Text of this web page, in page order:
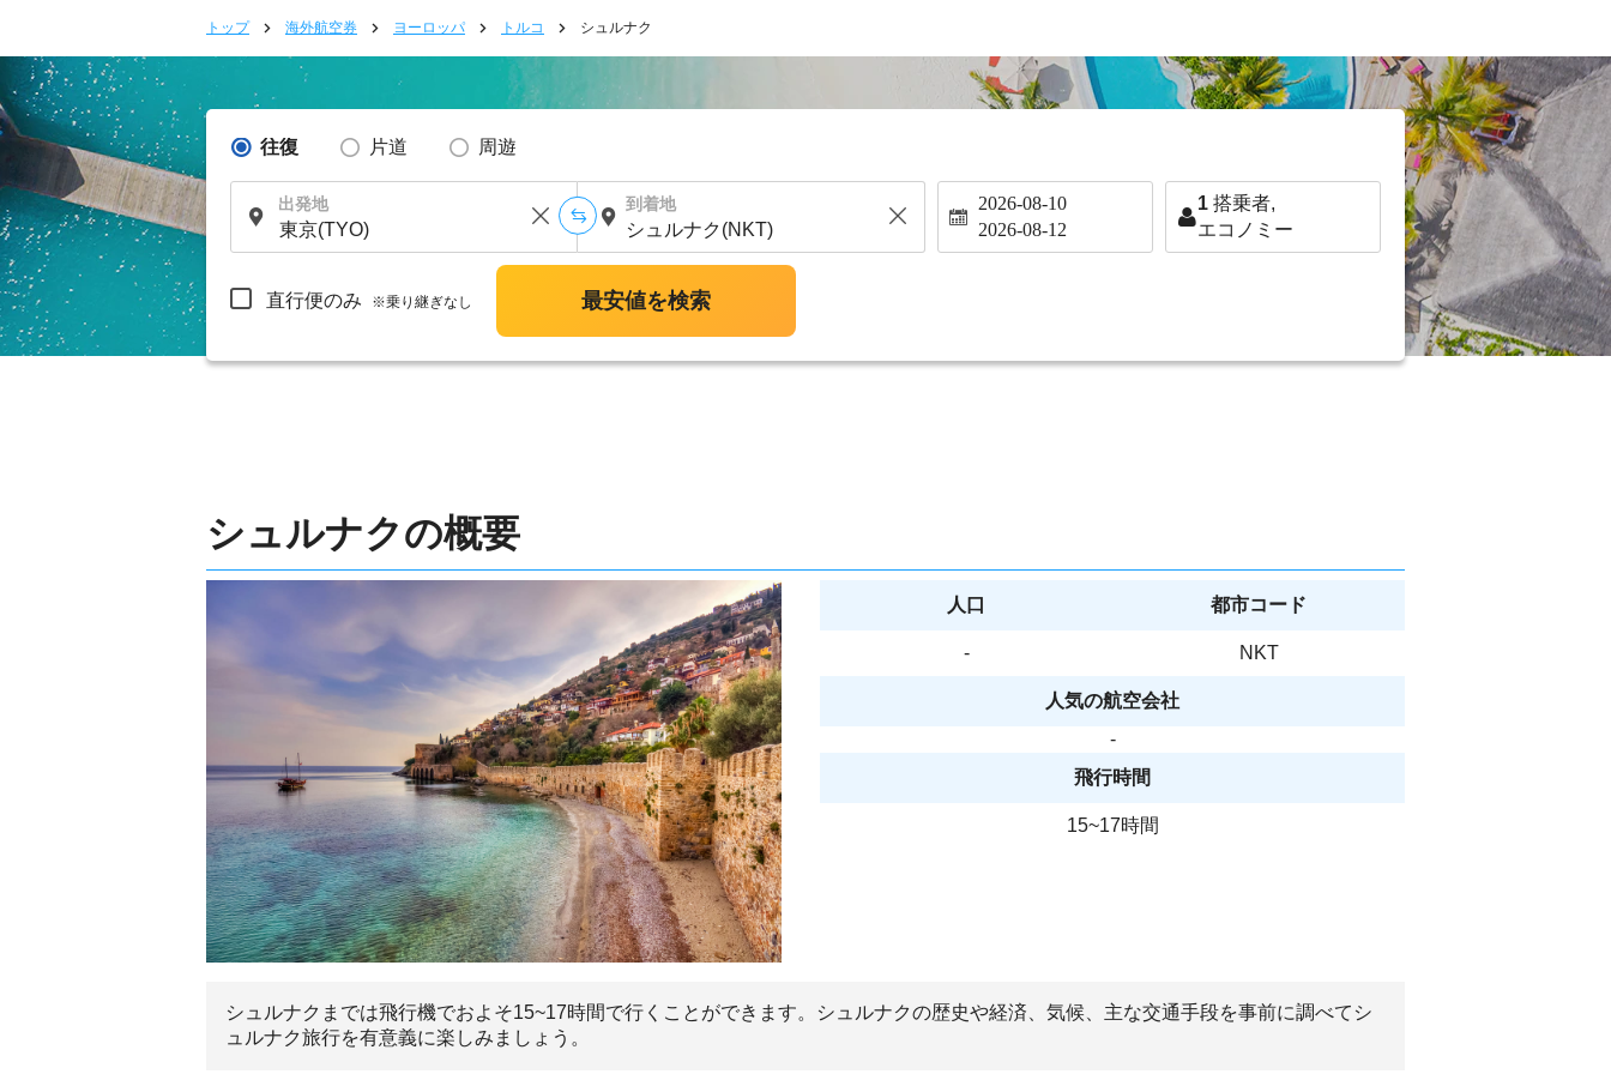
トップ 海外航空券 ヨーロッパ トルコ シュルナク
往復 片道 周遊
出発地 到着地 2026-08-10
2026-08-12
1 搭乗者,
エコノミー
直行便のみ ※乗り継ぎなし 最安値を検索
シュルナクの概要
人口 都市コード
- NKT
人気の航空会社
-
飛行時間
15~17時間
シュルナクまでは飛行機でおよそ15~17時間で行くことができます。シュルナクの歴史や経済、気候、主な交通手段を事前に調べてシ
ュルナク旅行を有意義に楽しみましょう。